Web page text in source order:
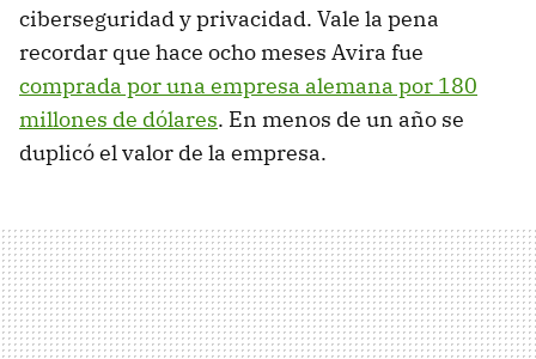
ciberseguridad y privacidad. Vale la pena
recordar que hace ocho meses Avira fue
comprada por una empresa alemana por 180
millones de dólares. En menos de un año se
duplicó el valor de la empresa.